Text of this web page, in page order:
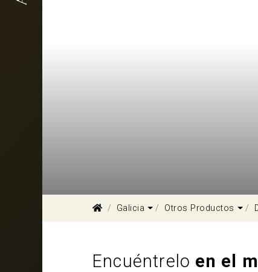
Galicia Dropdown
Otros Productos
Encuéntrelo en el